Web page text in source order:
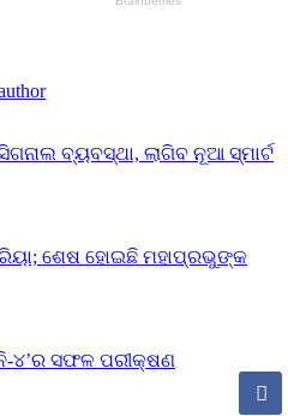
ବ୍ୟବସ୍ଥା, ଲାଗିବ ନୂଆ ସ୍ମାର୍ଟ
ଶେଷ ହୋଇଛି ମହାପ୍ରଭୁଙ୍କ
୪’ର ସଫଳ ପରୀକ୍ଷଣ